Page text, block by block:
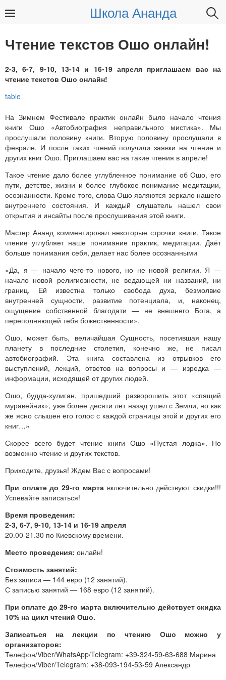
Найти:
Школа Ананда
Чтение текстов Ошо онлайн!
2-3, 6-7, 9-10, 13-14 и 16-19 апреля приглашаем вас на
чтение текстов Ошо онлайн!
На Зимнем Фестивале практик онлайн было начало чтения
книги Ошо «Автобиография неправильного мистика». Мы
прослушали половину книги. Вторую половину прослушали в
феврале. И после таких чтений получили заявки на чтение и
других книг Ошо. Приглашаем вас на такие чтения в апреле!
Такое чтение дало более углубленное понимание об Ошо, его
пути, детстве, жизни и более глубокое понимание медитации,
осознанности. Кроме того, слова Ошо являются зеркало нашего
внутреннего состояния. И каждый слушатель нашел свои
открытия и инсайты после прослушивания этой книги.
Мастер Ананд комментировал некоторые строчки книги. Такое
чтение углубляет наше понимание практик, медитации. Даёт
больше понимания себя, делает нас более осознанными
«Да, я — начало чего-то нового, но не новой религии. Я —
начало новой религиозности, не ведающей ни названий, ни
границ. Ей известна только свобода духа, безмолвие
внутренней сущности, развитие потенциала, и, наконец,
ощущение собственной благодати — не внешнего Бога, а
переполняющей тебя божественности».
Ошо, может быть, величайшая Сущность, посетившая нашу
планету в последние столетия, конечно же, не писал
автобиографий. Эта книга составлена из отрывков его
выступлений, лекций, ответов на вопросы и — изредка —
информации, исходящей от других людей.
Ошо, будда-хулиган, пришедший разворошить этот «спящий
муравейник», уже более десяти лет назад ушел с Земли, но как
же ясно слышен его голос с каждой страницы этой и других его
книг…»
Скорее всего будет чтение книги Ошо «Пустая лодка». Но
возможно чтение и других текстов.
Приходите, друзья! Ждем Вас с вопросами!
При оплате до 29-го мартавключительно действуют скидки!!!
Успевайте записаться!
Время проведения:
2-3, 6-7, 9-10, 13-14 и 16-19 апреля
20.00-21.30 по Киевскому времени.
Место проведения: онлайн!
Стоимость занятий:
Без записи — 144 евро (12 занятий).
С записью занятий — 168 евро (12 занятий).
При оплате до 29-го марта включительно действует скидка
10% на цикл чтений Ошо.
Записаться на лекции по чтению Ошо можно у
организаторов:
Телефон/Viber/WhatsApp/Telegram: +39-324-59-63-688 Марина
Телефон/Viber/Telegram: +38-093-194-53-59 Александр